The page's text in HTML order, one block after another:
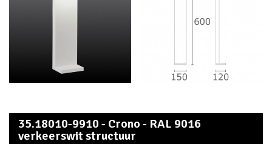
35.18010-9910 - Crono - RAL 9016
verkeerswit structuur